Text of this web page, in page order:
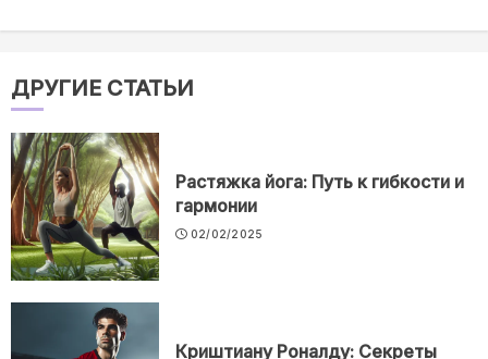
ДРУГИЕ СТАТЬИ
Растяжка йога: Путь к гибкости и
гармонии
02/02/2025
Криштиану Роналду: Секреты